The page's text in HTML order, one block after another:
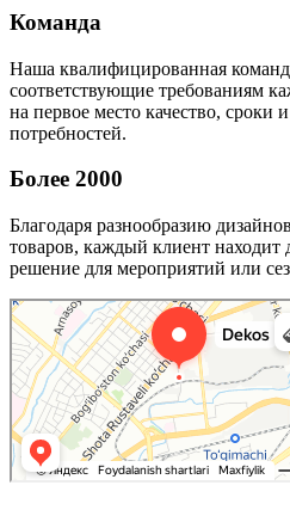
Команда
Наша квалифицированная
соответствующие требованиям
на первое место качество, сроки
потребностей.
Более 2000
Благодаря разнообразию
товаров, каждый клиент находит
решение для мероприятий или